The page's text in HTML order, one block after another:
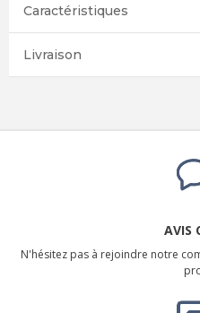
Caractéristiques
Livraison
AVIS
N'hésitez pas à rejoindre notre